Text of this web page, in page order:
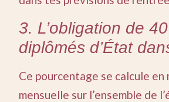
3. L’obligation de
diplômés d’État
Ce pourcentage se calcule en
mensuelle sur l’ensemble de